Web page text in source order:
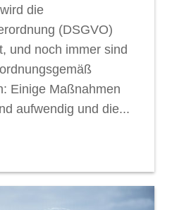
die
(DSGVO)
und noch immer sind
Einige Maßnahmen
aufwendig und die...